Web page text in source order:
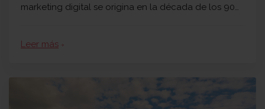
marketing digital se origina en la década de los 90…
Leer más arrow_forward